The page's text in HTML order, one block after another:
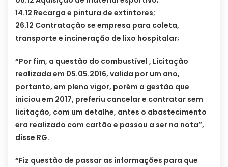
14.12 Recarga e pintura de extintores;
26.12 Contratação se empresa para coleta,
transporte e incineração de lixo hospitalar;
“Por fim, a questão do combustível , Licitação
realizada em 05.05.2016, valida por um ano,
portanto, em pleno vigor, porém a gestão que
iniciou em 2017, preferiu cancelar e contratar sem
licitação, com um detalhe, antes o abastecimento
era realizado com cartão e passou a ser na nota”,
disse RG.
“Fiz questão de passar as informações para que